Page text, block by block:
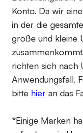
Konto. Da wir
in der die
große und kleine
richten sich nach
Anwendungsfall.
bitte hier an das
*Einige Marken